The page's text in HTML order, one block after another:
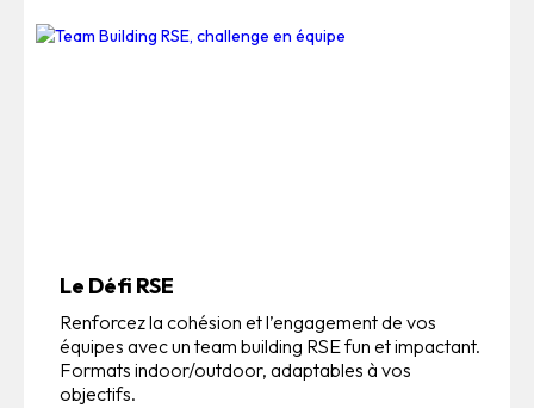
Le Défi RSE
Renforcez la cohésion et l’engagement de vos
équipes avec un team building RSE fun et impactant.
Formats indoor/outdoor, adaptables à vos
objectifs.